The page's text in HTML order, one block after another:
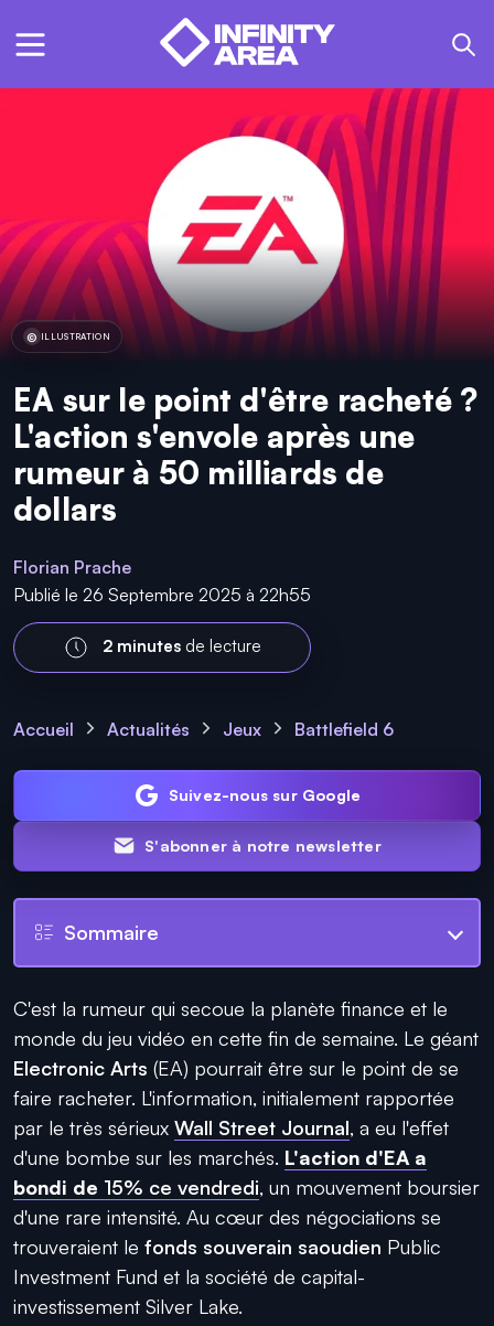
ILLUSTRATION
EA sur le point d'être racheté ?
L'action s'envole après une
rumeur à 50 milliards de
dollars
Florian Prache
Publié le 26 Septembre 2025 à 22h55
2 minutes de lecture
Accueil Actualités Jeux Battlefield 6
Suivez-nous sur Google
S'abonner à notre newsletter
Sommaire
C'est la rumeur qui secoue la planète finance et le
monde du jeu vidéo en cette fin de semaine. Le géant
Electronic Arts (EA) pourrait être sur le point de se
faire racheter. L'information, initialement rapportée
par le très sérieux Wall Street Journal, a eu l'effet
d'une bombe sur les marchés. L'action d'EA a
bondi de 15% ce vendredi, un mouvement boursier
d'une rare intensité. Au cœur des négociations se
trouveraient le fonds souverain saoudien Public
Investment Fund et la société de capital-
investissement Silver Lake.